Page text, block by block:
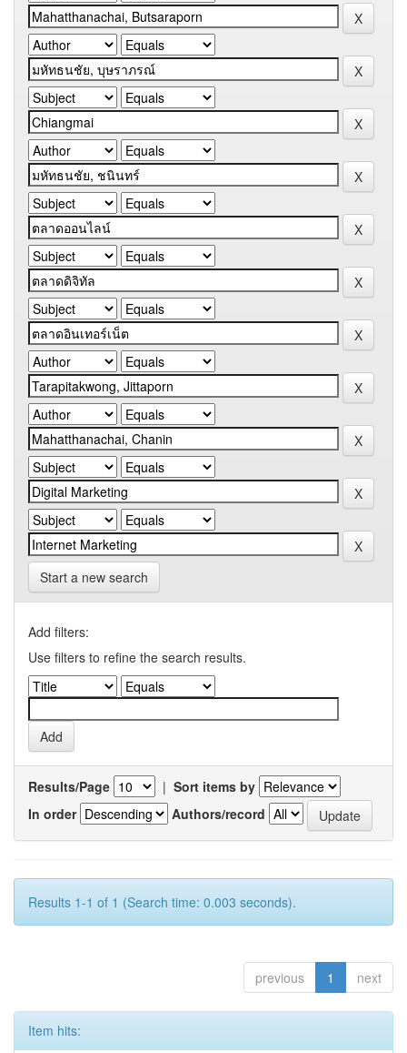
Start a new search
Add filters:
Use filters to refine the search results.
Results/Page | Sort items by
In order
Authors/record
Results 1-1 of 1 (Search time: 0.003 seconds).
previous 1 next
Item hits: